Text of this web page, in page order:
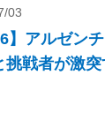
03
】アルゼン
挑戦者が激